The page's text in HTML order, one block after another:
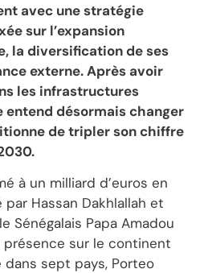
avec une stratégie
sur l’expansion
la diversification de ses
externe. Après avoir
les infrastructures
entend désormais changer
de tripler son chiffre
à un milliard d’euros en
Hassan Dakhlallah et
Sénégalais Papa Amadou
présence sur le continent
dans sept pays, Porteo